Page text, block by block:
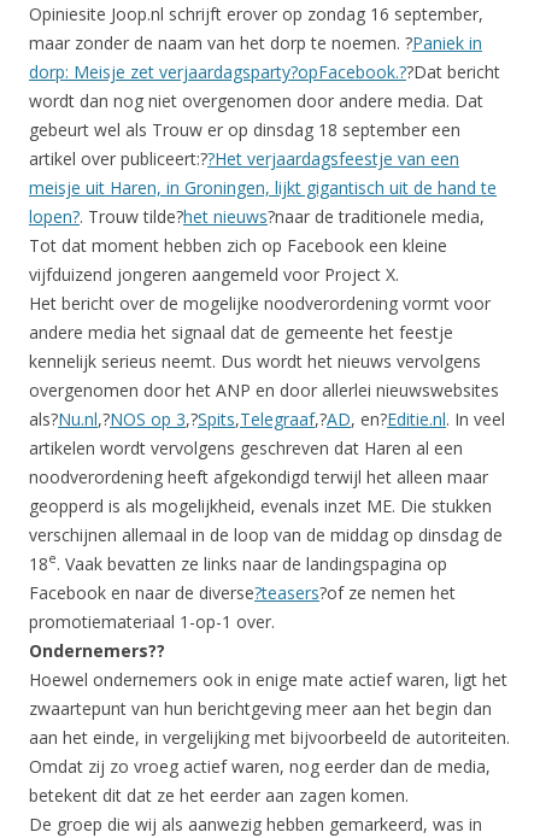
Opiniesite Joop.nl schrijft erover op zondag 16 september,
maar zonder de naam van het dorp te noemen. ?Paniek in
dorp: Meisje zet verjaardagsparty?opFacebook.??Dat bericht
wordt dan nog niet overgenomen door andere media. Dat
gebeurt wel als Trouw er op dinsdag 18 september een
artikel over publiceert:??Het verjaardagsfeestje van een
meisje uit Haren, in Groningen, lijkt gigantisch uit de hand te
lopen?. Trouw tilde?het nieuws?naar de traditionele media,
Tot dat moment hebben zich op Facebook een kleine
vijfduizend jongeren aangemeld voor Project X.
Het bericht over de mogelijke noodverordening vormt voor
andere media het signaal dat de gemeente het feestje
kennelijk serieus neemt. Dus wordt het nieuws vervolgens
overgenomen door het ANP en door allerlei nieuwswebsites
als?Nu.nl,?NOS op 3,?Spits,Telegraaf,?AD, en?Editie.nl. In veel
artikelen wordt vervolgens geschreven dat Haren al een
noodverordening heeft afgekondigd terwijl het alleen maar
geopperd is als mogelijkheid, evenals inzet ME. Die stukken
verschijnen allemaal in de loop van de middag op dinsdag de
18e. Vaak bevatten ze links naar de landingspagina op
Facebook en naar de diverse?teasers?of ze nemen het
promotiemateriaal 1-op-1 over.
Ondernemers??
Hoewel ondernemers ook in enige mate actief waren, ligt het
zwaartepunt van hun berichtgeving meer aan het begin dan
aan het einde, in vergelijking met bijvoorbeeld de autoriteiten.
Omdat zij zo vroeg actief waren, nog eerder dan de media,
betekent dit dat ze het eerder aan zagen komen.
De groep die wij als aanwezig hebben gemarkeerd, was in